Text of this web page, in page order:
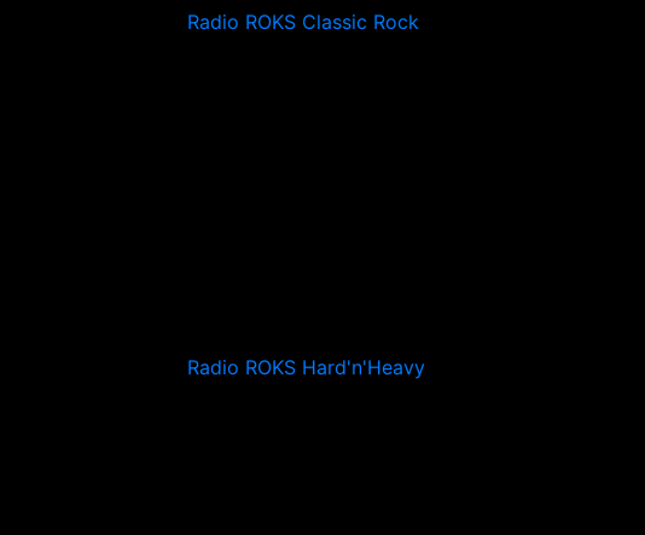
Radio ROKS Classic Rock
Radio ROKS Hard'n'Heavy